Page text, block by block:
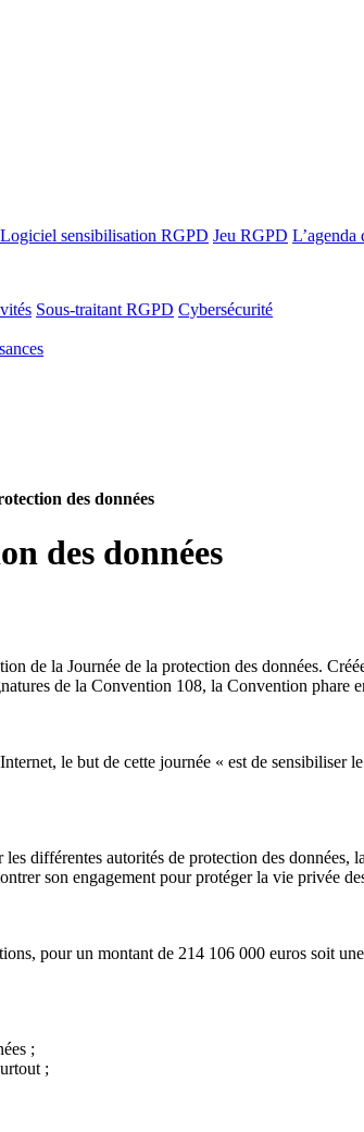
Logiciel sensibilisation RGPD Jeu RGPD L’agenda
Sous-traitant RGPD Cybersécurité
des données
des données
de la Journée de la protection des données.
de la Convention 108, la Convention phare
le but de cette journée « est de
les différentes autorités de protection des
son engagement pour protéger la vie privée
pour un montant de 214 106 000 euros soit
;
;